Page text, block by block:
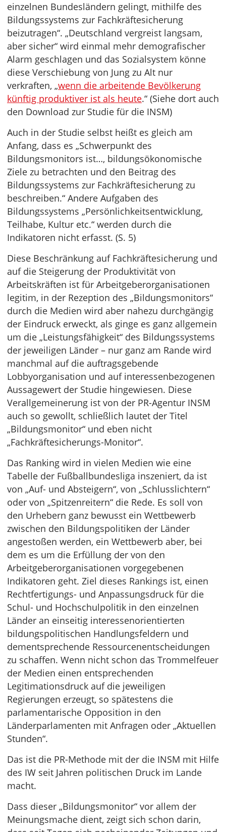
einzelnen Bundesländern gelingt, mithilfe des
Bildungssystems zur Fachkräftesicherung
beizutragen“. „Deutschland vergreist langsam,
aber sicher“ wird einmal mehr demografischer
Alarm geschlagen und das Sozialsystem könne
diese Verschiebung von Jung zu Alt nur
verkraften, „wenn die arbeitende Bevölkerung
künftig produktiver ist als heute.“ (Siehe dort auch
den Download zur Studie für die INSM)
Auch in der Studie selbst heißt es gleich am
Anfang, dass es „Schwerpunkt des
Bildungsmonitors ist…, bildungsökonomische
Ziele zu betrachten und den Beitrag des
Bildungssystems zur Fachkräftesicherung zu
beschreiben.“ Andere Aufgaben des
Bildungssystems „Persönlichkeitsentwicklung,
Teilhabe, Kultur etc.“ werden durch die
Indikatoren nicht erfasst. (S. 5)
Diese Beschränkung auf Fachkräftesicherung und
auf die Steigerung der Produktivität von
Arbeitskräften ist für Arbeitgeberorganisationen
legitim, in der Rezeption des „Bildungsmonitors“
durch die Medien wird aber nahezu durchgängig
der Eindruck erweckt, als ginge es ganz allgemein
um die „Leistungsfähigkeit“ des Bildungssystems
der jeweiligen Länder – nur ganz am Rande wird
manchmal auf die auftragsgebende
Lobbyorganisation und auf interessenbezogenen
Aussagewert der Studie hingewiesen. Diese
Verallgemeinerung ist von der PR-Agentur INSM
auch so gewollt, schließlich lautet der Titel
„Bildungsmonitor“ und eben nicht
„Fachkräftesicherungs-Monitor“.
Das Ranking wird in vielen Medien wie eine
Tabelle der Fußballbundesliga inszeniert, da ist
von „Auf- und Absteigern“, von „Schlusslichtern“
oder von „Spitzenreitern“ die Rede. Es soll von
den Urhebern ganz bewusst ein Wettbewerb
zwischen den Bildungspolitiken der Länder
angestoßen werden, ein Wettbewerb aber, bei
dem es um die Erfüllung der von den
Arbeitgeberorganisationen vorgegebenen
Indikatoren geht. Ziel dieses Rankings ist, einen
Rechtfertigungs- und Anpassungsdruck für die
Schul- und Hochschulpolitik in den einzelnen
Länder an einseitig interessenorientierten
bildungspolitischen Handlungsfeldern und
dementsprechende Ressourcenentscheidungen
zu schaffen. Wenn nicht schon das Trommelfeuer
der Medien einen entsprechenden
Legitimationsdruck auf die jeweiligen
Regierungen erzeugt, so spätestens die
parlamentarische Opposition in den
Länderparlamenten mit Anfragen oder „Aktuellen
Stunden“.
Das ist die PR-Methode mit der die INSM mit Hilfe
des IW seit Jahren politischen Druck im Lande
macht.
Dass dieser „Bildungsmonitor“ vor allem der
Meinungsmache dient, zeigt sich schon darin,